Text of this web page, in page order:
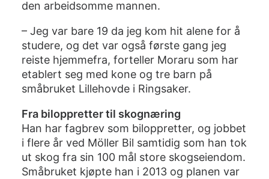
den arbeidsomme mannen.
– Jeg var bare 19 da jeg kom hit alene for å
studere, og det var også første gang jeg
reiste hjemmefra, forteller Moraru som har
etablert seg med kone og tre barn på
småbruket Lillehovde i Ringsaker.
Fra biloppretter til skognæring
Han har fagbrev som biloppretter, og jobbet
i flere år ved Möller Bil samtidig som han tok
ut skog fra sin 100 mål store skogseiendom.
Småbruket kjøpte han i 2013 og planen var